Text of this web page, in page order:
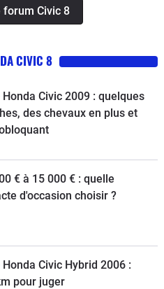
Civic 8
CIVIC 8
Honda Civic 2009 : quelques
des chevaux en plus et
€ à 15 000 € : quelle
d'occasion choisir ?
Honda Civic Hybrid 2006 :
pour juger